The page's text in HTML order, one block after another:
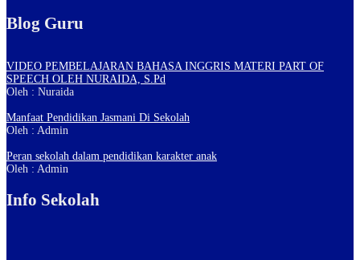
Blog Guru
VIDEO PEMBELAJARAN BAHASA INGGRIS MATERI PART OF
SPEECH OLEH NURAIDA, S.Pd
Oleh : Nuraida
Manfaat Pendidikan Jasmani Di Sekolah
Oleh : Admin
Peran sekolah dalam pendidikan karakter anak
Oleh : Admin
Info Sekolah